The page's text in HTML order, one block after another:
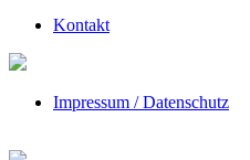
Kontakt
Impressum / Datenschutz